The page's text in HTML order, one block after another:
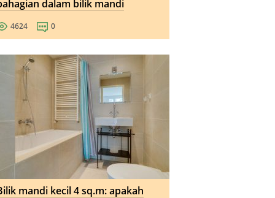
dalam bilik mandi
4624 0
mandi kecil 4 sq.m: apakah